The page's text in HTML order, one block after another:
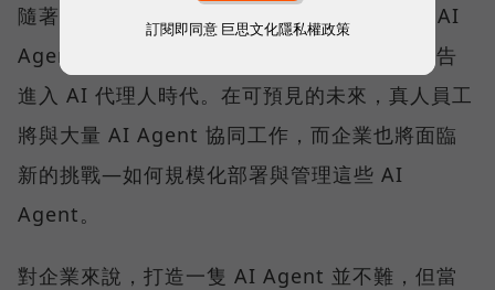
隨著微軟、Google、AWS 等巨頭紛紛喊出「AI
Agent將接管工作流程」，企業營運已正式宣告
進入 AI 代理人時代。在可預見的未來，真人員工
將與大量 AI Agent 協同工作，而企業也將面臨
新的挑戰—如何規模化部署與管理這些 AI
Agent。
對企業來說，打造一隻 AI Agent 並不難，但當
訂閱即同意 巨思文化隱私權政策